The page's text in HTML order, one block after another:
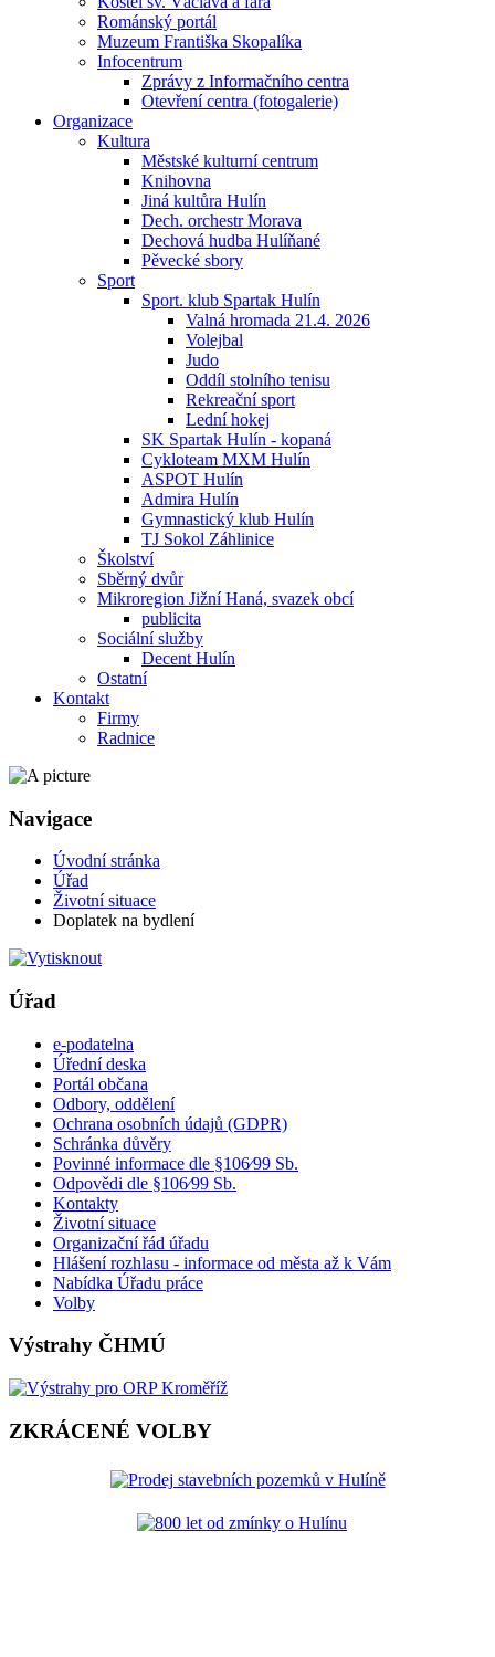
Románský portál
Muzeum Františka Skopalíka
Infocentrum
Zprávy z Informačního centra
Otevření centra (fotogalerie)
Organizace
Kultura
Městské kulturní centrum
Knihovna
Jiná kultůra Hulín
Dech. orchestr Morava
Dechová hudba Hulíňané
Pěvecké sbory
Sport
Sport. klub Spartak Hulín
Valná hromada 21.4. 2026
Volejbal
Judo
Oddíl stolního tenisu
Rekreační sport
Lední hokej
SK Spartak Hulín - kopaná
Cykloteam MXM Hulín
ASPOT Hulín
Admira Hulín
Gymnastický klub Hulín
TJ Sokol Záhlinice
Školství
Sběrný dvůr
Mikroregion Jižní Haná, svazek obcí
publicita
Sociální služby
Decent Hulín
Ostatní
Kontakt
Firmy
Radnice
Navigace
Úvodní stránka
Úřad
Životní situace
Doplatek na bydlení
Úřad
e-podatelna
Úřední deska
Portál občana
Odbory, oddělení
Ochrana osobních údajů (GDPR)
Schránka důvěry
Povinné informace dle §106⁄99 Sb.
Odpovědi dle §106⁄99 Sb.
Kontakty
Životní situace
Organizační řád úřadu
Hlášení rozhlasu - informace od města až k Vám
Nabídka Úřadu práce
Volby
Výstrahy ČHMÚ
ZKRÁCENÉ VOLBY